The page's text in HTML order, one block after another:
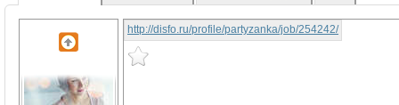
http://disfo.ru/profile/partyzanka/job/254242/